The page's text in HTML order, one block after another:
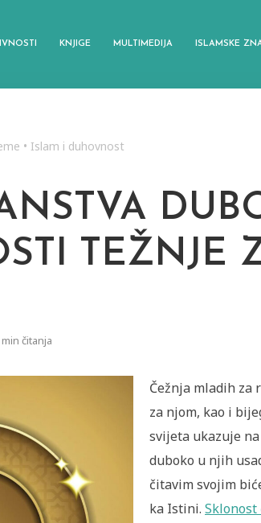
KNJIGE MULTIMEDIJA ISLAMSKE
• Islam i duhovnost
TEŽNJE
min čitanja
Čežnja mladih za
za njom, kao i
svijeta ukazuje
duboko u njih
čitavim svojim
ka Istini.